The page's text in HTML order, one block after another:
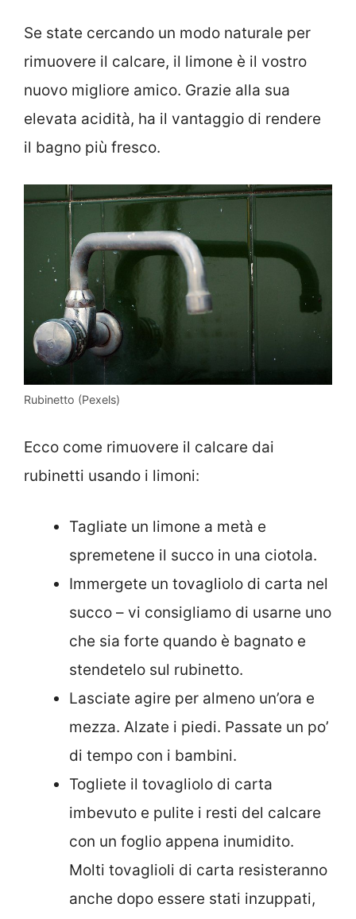
Se state cercando un modo naturale per
rimuovere il calcare, il limone è il vostro
nuovo migliore amico. Grazie alla sua
elevata acidità, ha il vantaggio di rendere
il bagno più fresco.
Rubinetto (Pexels)
Ecco come rimuovere il calcare dai
rubinetti usando i limoni:
Tagliate un limone a metà e
spremetene il succo in una ciotola.
Immergete un tovagliolo di carta nel
succo – vi consigliamo di usarne uno
che sia forte quando è bagnato e
stendetelo sul rubinetto.
Lasciate agire per almeno un’ora e
mezza. Alzate i piedi. Passate un po’
di tempo con i bambini.
Togliete il tovagliolo di carta
imbevuto e pulite i resti del calcare
con un foglio appena inumidito.
Molti tovaglioli di carta resisteranno
anche dopo essere stati inzuppati,